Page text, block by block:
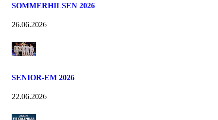
SOMMERHILSEN 2026
26.06.2026
SENIOR-EM 2026
22.06.2026